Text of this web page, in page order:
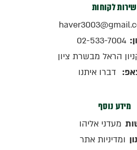
שירות לקוחות
02-533-7004
הראל מבשרת ציון
דברו איתנו
מידע נוסף
מעדני אליהו
ומדיניות אתר